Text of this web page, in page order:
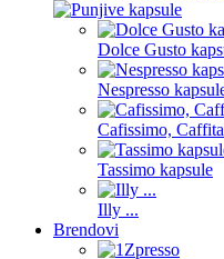
Dolce Gusto
Nespresso
Cafissimo,
Tassimo kapsule
Illy ...
Brendovi